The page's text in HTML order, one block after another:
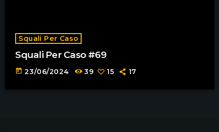
Squali Per Caso
Squali Per Caso #69
today 23/06/2024 39 15 17